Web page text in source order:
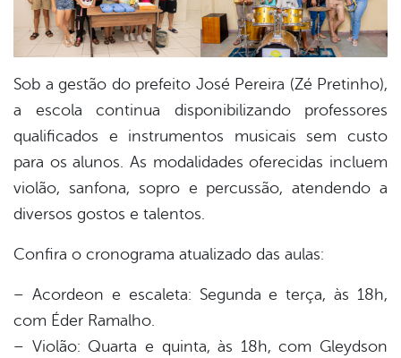
Sob a gestão do prefeito José Pereira (Zé Pretinho),
a escola continua disponibilizando professores
qualificados e instrumentos musicais sem custo
para os alunos. As modalidades oferecidas incluem
violão, sanfona, sopro e percussão, atendendo a
diversos gostos e talentos.
Confira o cronograma atualizado das aulas:
– Acordeon e escaleta: Segunda e terça, às 18h,
com Éder Ramalho.
– Violão: Quarta e quinta, às 18h, com Gleydson